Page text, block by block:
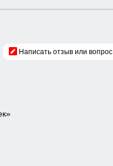
Написать отзыв или вопрос